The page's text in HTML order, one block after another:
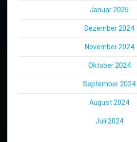
Januar 2025
Dezember 2024
November 2024
Oktober 2024
September 2024
August 2024
Juli 2024